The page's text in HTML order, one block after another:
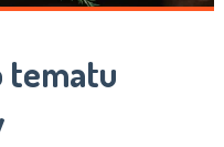
tematu